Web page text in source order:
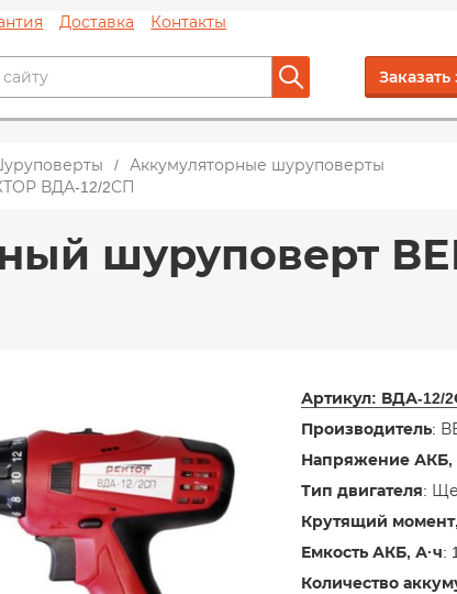
Доставка Контакты
Аккумуляторные шуруповерты
ВДА-12/2СП
шуруповерт
Артикул: ВДА-12/
Производитель:
Напряжение АКБ,
Тип двигателя:
Крутящий
Емкость АКБ, А·ч:
Количество